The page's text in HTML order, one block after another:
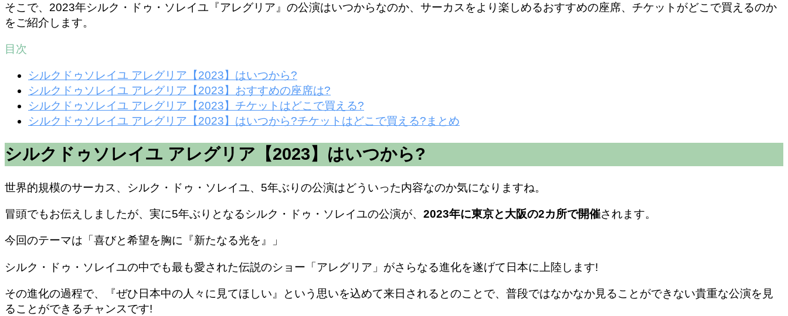
そこで、2023年シルク・ドゥ・ソレイユ『アレグリア』の公演はいつからなのか、サーカスをより楽しめるおすすめの座席、チケットがどこで買えるのか
をご紹介します。
目次
シルクドゥソレイユ アレグリア【2023】はいつから?
シルクドゥソレイユ アレグリア【2023】おすすめの座席は?
シルクドゥソレイユ アレグリア【2023】チケットはどこで買える?
シルクドゥソレイユ アレグリア【2023】はいつから?チケットはどこで買える?まとめ
シルクドゥソレイユ アレグリア【2023】はいつから?
世界的規模のサーカス、シルク・ドゥ・ソレイユ、5年ぶりの公演はどういった内容なのか気になりますね。
冒頭でもお伝えしましたが、実に5年ぶりとなるシルク・ドゥ・ソレイユの公演が、 2023年に東京と大阪の2カ所で開催されます。
今回のテーマは「喜びと希望を胸に『新たなる光を』」
シルク・ドゥ・ソレイユの中でも最も愛された伝説のショー「アレグリア」がさらなる進化を遂げて日本に上陸します!
その進化の過程で、『ぜひ日本中の人々に見てほしい』という思いを込めて来日されるとのことで、普段ではなかなか見ることができない貴重な公演を見
ることができるチャンスです!